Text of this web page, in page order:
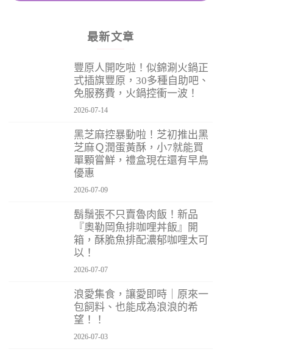
最新文章
豐原人開吃啦！似錦涮火鍋正
式插旗豐原，30多種自助吧、
免服務費，火鍋控衝一波！
2026-07-14
黑芝麻控暴動啦！芝初推出黑
芝麻Ｑ潤蛋黃酥，小7就能買
單顆嘗鮮，禮盒現在還有早鳥
優惠
2026-07-09
鬍鬚張不只賣魯肉飯！新品
『奧勒岡魚排咖哩丼飯』開
箱，酥脆魚排配濃郁咖哩太可
以！
2026-07-07
浪愛集食，讓愛即時｜原來一
包飼料、也能成為浪浪的希
望！！
2026-07-03